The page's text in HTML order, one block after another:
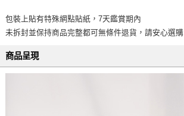
包裝上貼有特殊網點貼紙，7天鑑賞期內
未拆封並保持商品完整都可無條件退貨，請安心選購
商品呈現